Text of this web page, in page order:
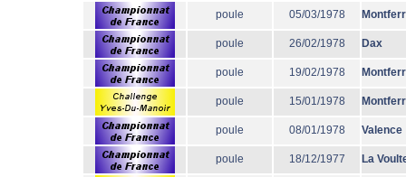
poule 05/03/1978
poule 26/02/1978 Dax
poule 19/02/1978
poule 15/01/1978
poule 08/01/1978 Valence
poule 18/12/1977 La